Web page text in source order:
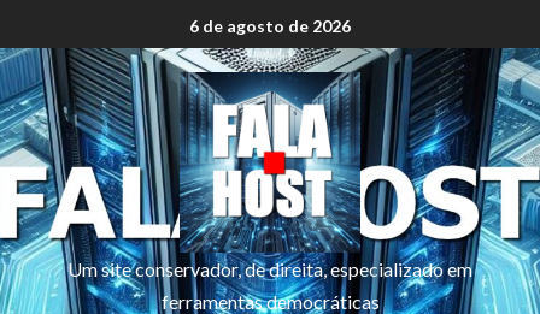
6 de agosto de 2026
Um site conservador, de direita, especializado em
ferramentas democráticas